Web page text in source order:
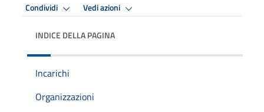
Condividi Vedi azioni
INDICE DELLA PAGINA
Incarichi
Organizzazioni